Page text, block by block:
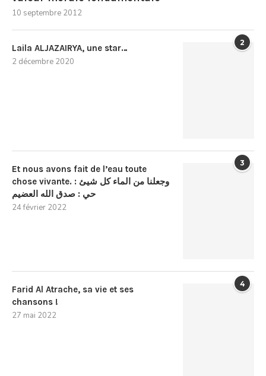
10 septembre 2012
2
Laila ALJAZAIRYA, une star…
2 décembre 2020
3
Et nous avons fait de l’eau toute
chose vivante. : وجعلنا من الماء كل شيئ
حي : صدق الله العضيم
24 février 2022
4
Farid Al Atrache, sa vie et ses
chansons !
27 mai 2022